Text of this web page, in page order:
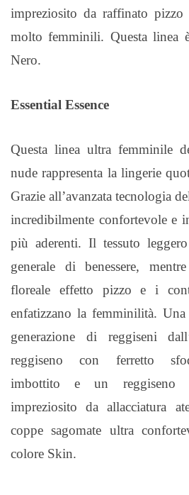
impreziosito da raffinato
molto femminili. Questa linea
Nero.
Essential Essence
Questa linea ultra femminile
nude rappresenta la lingerie
Grazie all’avanzata tecnologia
incredibilmente confortevole e
più aderenti. Il tessuto
generale di benessere,
floreale effetto pizzo e i
enfatizzano la femminilità.
generazione di reggiseni
reggiseno con ferretto
imbottito e un reggiseno
impreziosito da allacciatura
coppe sagomate ultra
colore Skin.